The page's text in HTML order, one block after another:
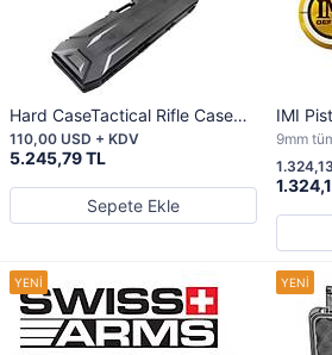
Hard CaseTactical Rifle Case
Süper Kılıf
5.245,79 TL
110,00 USD + KDV
Sepete Ekle
IMI
9mm
sağlam